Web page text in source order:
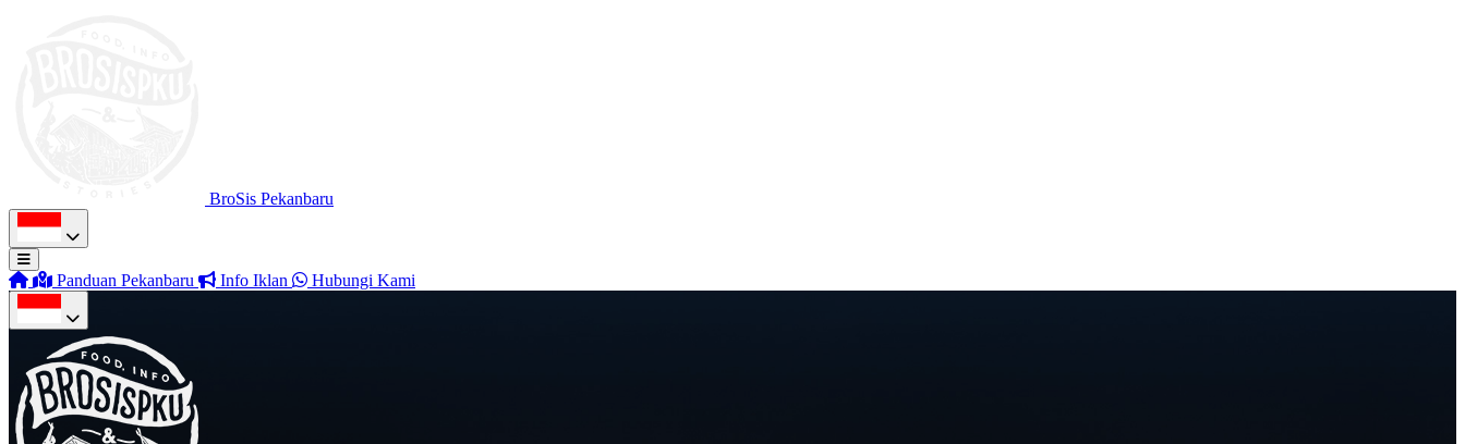
BroSis Pekanbaru
Panduan Pekanbaru Info Iklan Hubungi Kami